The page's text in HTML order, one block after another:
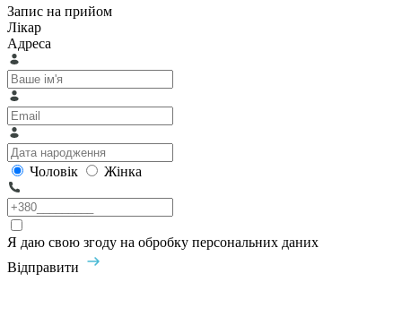
Запис на прийом
Лікар
Адреса
Чоловік Жінка
Я даю свою згоду на обробку персональних даних
Відправити